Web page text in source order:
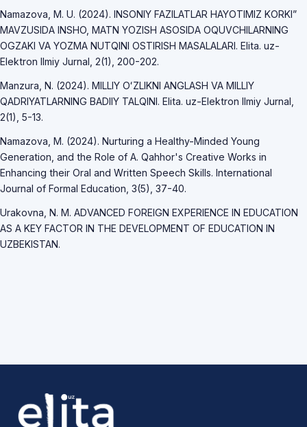
Namazova, M. U. (2024). INSONIY FAZILATLAR HAYOTIMIZ KORKI”
MAVZUSIDA INSHO, MATN YOZISH ASOSIDA OQUVCHILARNING
OGZAKI VA YOZMA NUTQINI OSTIRISH MASALALARI. Elita. uz-
Elektron Ilmiy Jurnal, 2(1), 200-202.
Manzura, N. (2024). MILLIY OʻZLIKNI ANGLASH VA MILLIY
QADRIYATLARNING BADIIY TALQINI. Elita. uz-Elektron Ilmiy Jurnal,
2(1), 5-13.
Namazova, M. (2024). Nurturing a Healthy-Minded Young
Generation, and the Role of A. Qahhor's Creative Works in
Enhancing their Oral and Written Speech Skills. International
Journal of Formal Education, 3(5), 37-40.
Urakovna, N. M. ADVANCED FOREIGN EXPERIENCE IN EDUCATION
AS A KEY FACTOR IN THE DEVELOPMENT OF EDUCATION IN
UZBEKISTAN.